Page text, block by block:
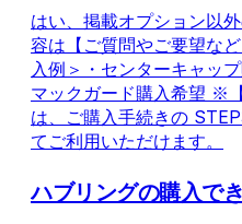
はい、掲載オプション以
容は【ご質問やご要望な
入例＞・センターキャッ
マックガード購入希望 ※
は、ご購入手続きの
てご利用いただけます。
ハブリングの購入で